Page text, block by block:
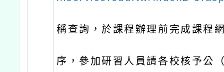
稱查詢，於課程辦理前完成課程
序，參加研習人員請各校核予公